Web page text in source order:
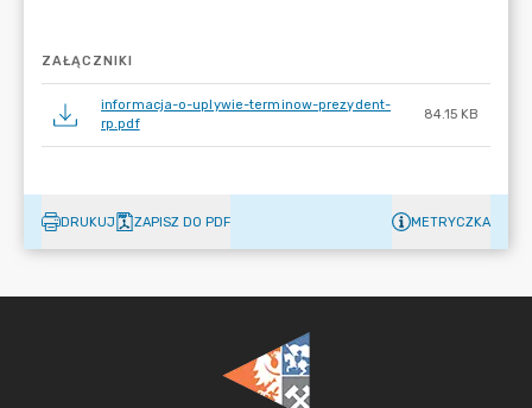
ZAŁĄCZNIKI
informacja-o-uplywie-terminow-prezydent-
rp.pdf
84.15 KB
DRUKUJ ZAPISZ DO PDF METRYCZKA